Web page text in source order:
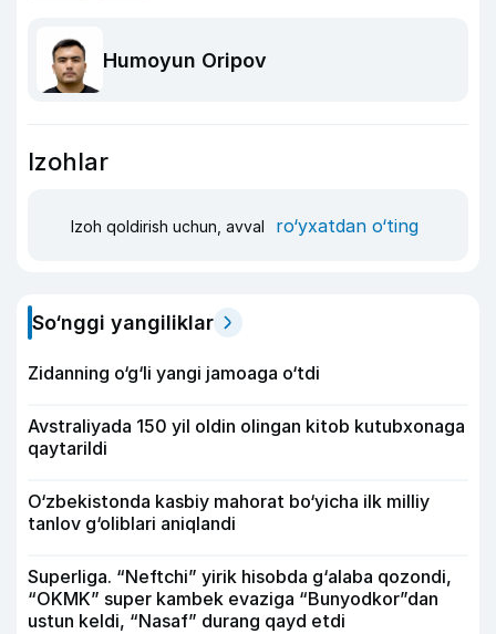
Humoyun Oripov
Izohlar
Izoh qoldirish uchun, avval ro‘yxatdan o‘ting
So‘nggi yangiliklar
Zidanning o‘g‘li yangi jamoaga o‘tdi
Avstraliyada 150 yil oldin olingan kitob kutubxonaga
qaytarildi
O‘zbekistonda kasbiy mahorat bo‘yicha ilk milliy
tanlov g‘oliblari aniqlandi
Superliga. “Neftchi” yirik hisobda g‘alaba qozondi,
“OKMK” super kambek evaziga “Bunyodkor”dan
ustun keldi, “Nasaf” durang qayd etdi